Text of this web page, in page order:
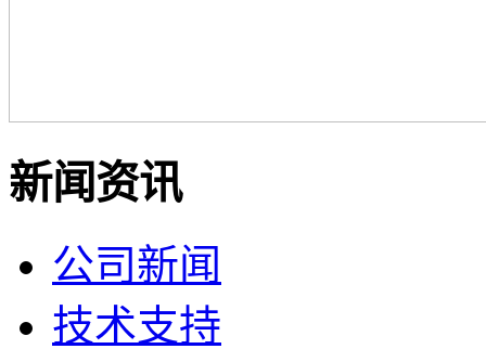
新闻资讯
公司新闻
技术支持